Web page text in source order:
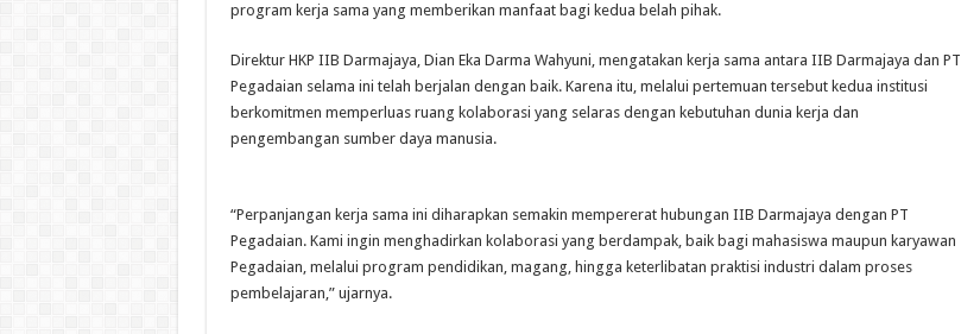
program kerja sama yang memberikan manfaat bagi kedua belah pihak.
Direktur HKP IIB Darmajaya, Dian Eka Darma Wahyuni, mengatakan kerja sama antara IIB Darmajaya dan PT
Pegadaian selama ini telah berjalan dengan baik. Karena itu, melalui pertemuan tersebut kedua institusi
berkomitmen memperluas ruang kolaborasi yang selaras dengan kebutuhan dunia kerja dan
pengembangan sumber daya manusia.
“Perpanjangan kerja sama ini diharapkan semakin mempererat hubungan IIB Darmajaya dengan PT
Pegadaian. Kami ingin menghadirkan kolaborasi yang berdampak, baik bagi mahasiswa maupun karyawan
Pegadaian, melalui program pendidikan, magang, hingga keterlibatan praktisi industri dalam proses
pembelajaran,” ujarnya.